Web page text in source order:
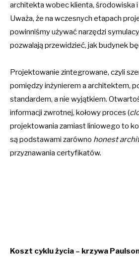
architekta wobec klienta, środowiska
Uważa, że na wczesnych etapach
powinniśmy używać narzędzi
pozwalają przewidzieć, jak budynek
Projektowanie zintegrowane, czyli
pomiędzy inżynierem a architektem,
standardem, a nie wyjątkiem.
informacji zwrotnej, kołowy proces (
projektowania zamiast liniowego to
są podstawami zarówno honest
przyznawania certyfikatów.
Koszt cyklu życia – krzywa